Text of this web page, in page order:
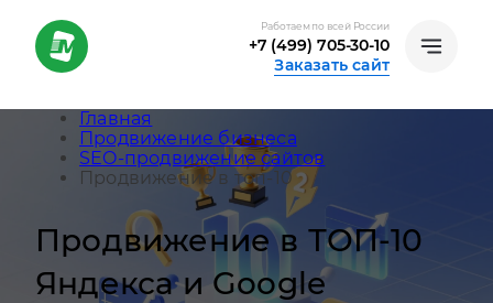
Работаем по всей России
+7 (499) 705-30-10
Заказать сайт
Главная
Продвижение бизнеса
SEO-продвижение сайтов
Продвижение в топ-10
Продвижение в ТОП-10
Яндекса и Google